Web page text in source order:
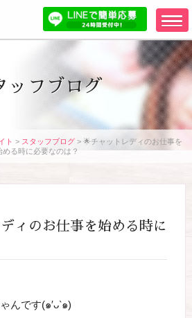
ッフブログ
ト > スタッフブログ > 🌟チャットレディのお仕事を
める時に必要なのは？
ィのお仕事を始める時に
んです(๑′ᴗ‵๑)